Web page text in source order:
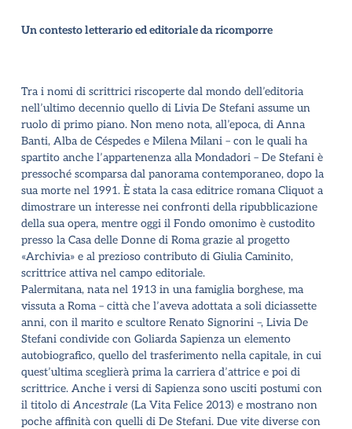
Un contesto letterario ed editoriale da ricomporre
Tra i nomi di scrittrici riscoperte dal mondo dell’editoria
nell’ultimo decennio quello di Livia De Stefani assume un
ruolo di primo piano. Non meno nota, all’epoca, di Anna
Banti, Alba de Céspedes e Milena Milani – con le quali ha
spartito anche l’appartenenza alla Mondadori – De Stefani è
pressoché scomparsa dal panorama contemporaneo, dopo la
sua morte nel 1991. È stata la casa editrice romana Cliquot a
dimostrare un interesse nei confronti della ripubblicazione
della sua opera, mentre oggi il Fondo omonimo è custodito
presso la Casa delle Donne di Roma grazie al progetto
«Archivia» e al prezioso contributo di Giulia Caminito,
scrittrice attiva nel campo editoriale.
Palermitana, nata nel 1913 in una famiglia borghese, ma
vissuta a Roma – città che l’aveva adottata a soli diciassette
anni, con il marito e scultore Renato Signorini –, Livia De
Stefani condivide con Goliarda Sapienza un elemento
autobiografico, quello del trasferimento nella capitale, in cui
quest’ultima sceglierà prima la carriera d’attrice e poi di
scrittrice. Anche i versi di Sapienza sono usciti postumi con
il titolo diAncestrale (La Vita Felice 2013) e mostrano non
poche affinità con quelli di De Stefani. Due vite diverse con